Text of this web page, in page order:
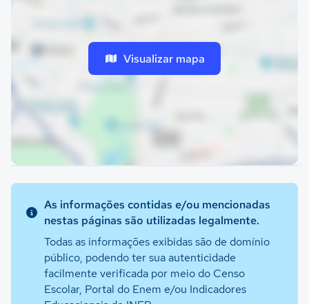
Visualizar mapa
As informações contidas e/ou mencionadas
nestas páginas são utilizadas legalmente.
Todas as informações exibidas são de domínio
público, podendo ter sua autenticidade
facilmente verificada por meio do Censo
Escolar, Portal do Enem e/ou Indicadores